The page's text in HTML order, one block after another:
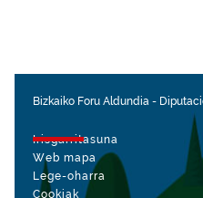
Bizkaiko Foru Aldundia -
Irisgarritasuna
Web mapa
Lege-oharra
Cookiak